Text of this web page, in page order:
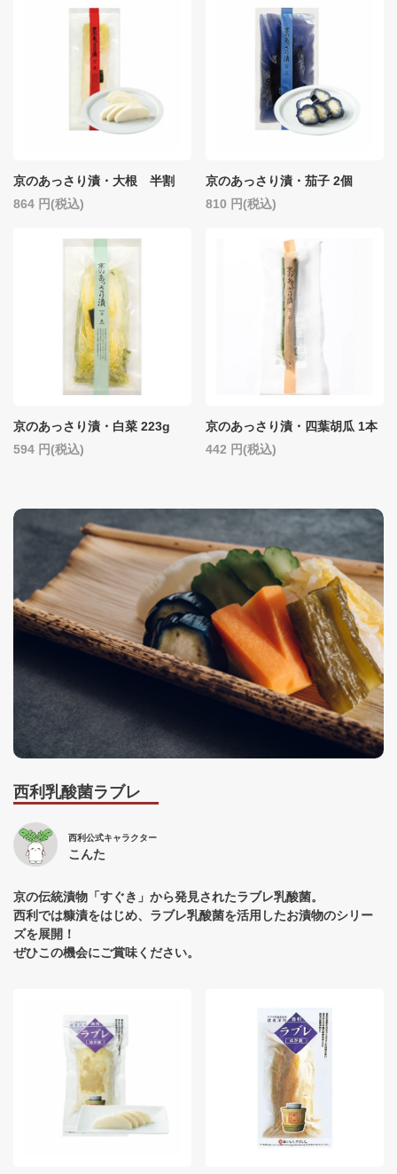
京のあっさり漬・大根 半割
864
(税込)
京のあっさり漬・茄子 2個
810
(税込)
京のあっさり漬・白菜 223g
594
(税込)
京のあっさり漬・四葉胡瓜 1本
442
(税込)
西利乳酸菌ラブレ
西利公式キャラクター
こんた
京の伝統漬物「すぐき」から発見されたラブレ乳酸菌。
西利では糠漬をはじめ、ラブレ乳酸菌を活用したお漬物のシリー
ズを展開！
ぜひこの機会にご賞味ください。